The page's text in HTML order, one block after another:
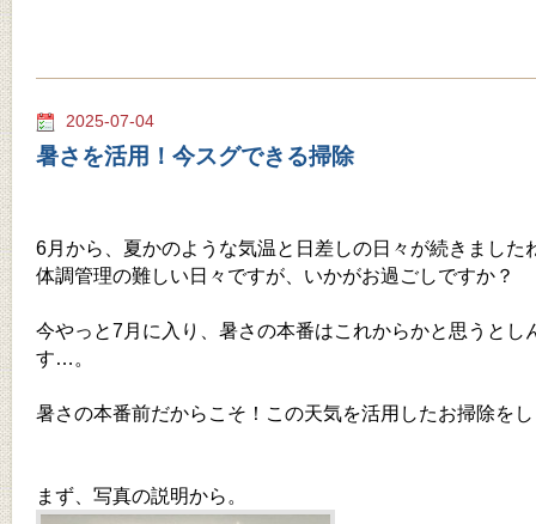
2025-07-04
暑さを活用！今スグできる掃除
6月から、夏かのような気温と日差しの日々が続きました
体調管理の難しい日々ですが、いかがお過ごしですか？
今やっと7月に入り、暑さの本番はこれからかと思うとし
す…。
暑さの本番前だからこそ！この天気を活用したお掃除を
まず、写真の説明から。